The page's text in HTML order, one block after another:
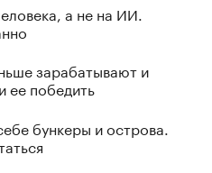
а не на ИИ.
зарабатывают и
победить
бункеры и острова.